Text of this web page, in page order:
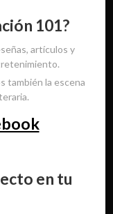
101?
artículos y
también la escena
en tu